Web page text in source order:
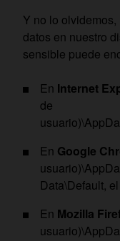
Y no lo
datos en nuestro
sensible puede
En Internet
de
En Google
Data\Default,
En Mozilla